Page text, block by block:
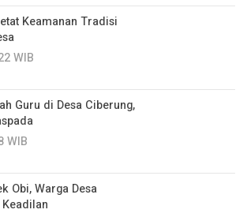
Keamanan Tradisi
WIB
Guru di Desa Ciberung,
WIB
Obi, Warga Desa